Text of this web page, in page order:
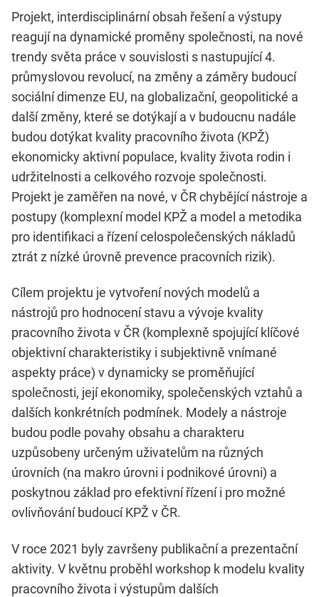
Projekt, interdisciplinární obsah řešení a výstupy
reagují na dynamické proměny společnosti, na nové
trendy světa práce v souvislosti s nastupující 4.
průmyslovou revolucí, na změny a záměry budoucí
sociální dimenze EU, na globalizační, geopolitické a
další změny, které se dotýkají a v budoucnu nadále
budou dotýkat kvality pracovního života (KPŽ)
ekonomicky aktivní populace, kvality života rodin i
udržitelnosti a celkového rozvoje společnosti.
Projekt je zaměřen na nové, v ČR chybějící nástroje a
postupy (komplexní model KPŽ a model a metodika
pro identifikaci a řízení celospolečenských nákladů
ztrát z nízké úrovně prevence pracovních rizik).
Cílem projektu je vytvoření nových modelů a
nástrojů pro hodnocení stavu a vývoje kvality
pracovního života v ČR (komplexně spojující klíčové
objektivní charakteristiky i subjektivně vnímané
aspekty práce) v dynamicky se proměňující
společnosti, její ekonomiky, společenských vztahů a
dalších konkrétních podmínek. Modely a nástroje
budou podle povahy obsahu a charakteru
uzpůsobeny určeným uživatelům na různých
úrovních (na makro úrovni i podnikové úrovni) a
poskytnou základ pro efektivní řízení i pro možné
ovlivňování budoucí KPŽ v ČR.
V roce 2021 byly završeny publikační a prezentační
aktivity. V květnu proběhl workshop k modelu kvality
pracovního života i výstupům dalších